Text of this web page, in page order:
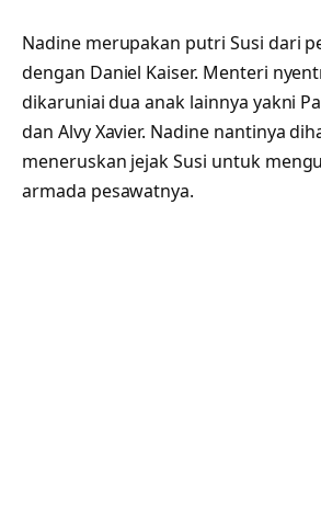
Nadine merupakan putri Susi dari
dengan Daniel Kaiser. Menteri
dikaruniai dua anak lainnya yakni
dan Alvy Xavier. Nadine nantinya
meneruskan jejak Susi untuk
armada pesawatnya.